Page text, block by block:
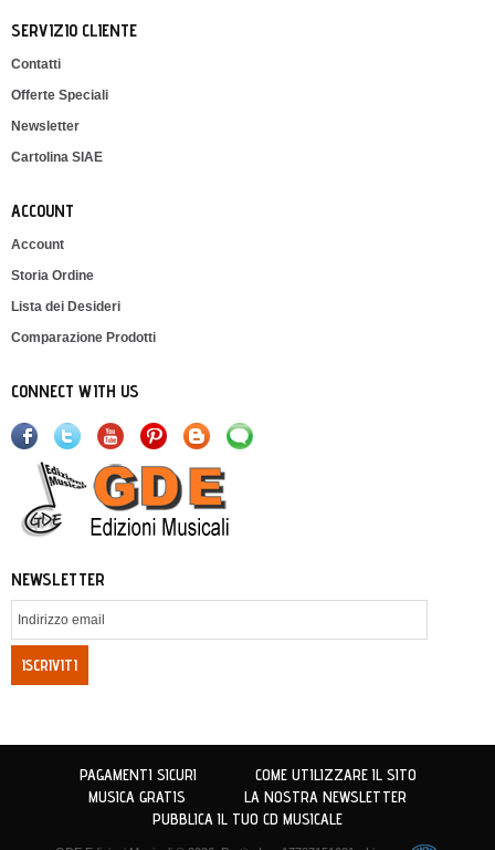
SERVIZIO CLIENTE
Contatti
Offerte Speciali
Newsletter
Cartolina SIAE
ACCOUNT
Account
Storia Ordine
Lista dei Desideri
Comparazione Prodotti
CONNECT WITH US
NEWSLETTER
ISCRIVITI
PAGAMENTI SICURI
COME UTILIZZARE IL SITO
MUSICA GRATIS
LA NOSTRA NEWSLETTER
PUBBLICA IL TUO CD MUSICALE